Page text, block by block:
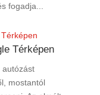
fogadja...
Térképen
autózást
mostantól